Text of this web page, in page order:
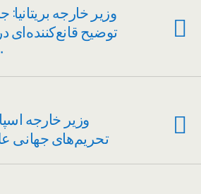
وزیر خارجه
توضیح قانع‌کننده‌ای
۶۰
وزیر خارجه
تحریم‌های جهانی